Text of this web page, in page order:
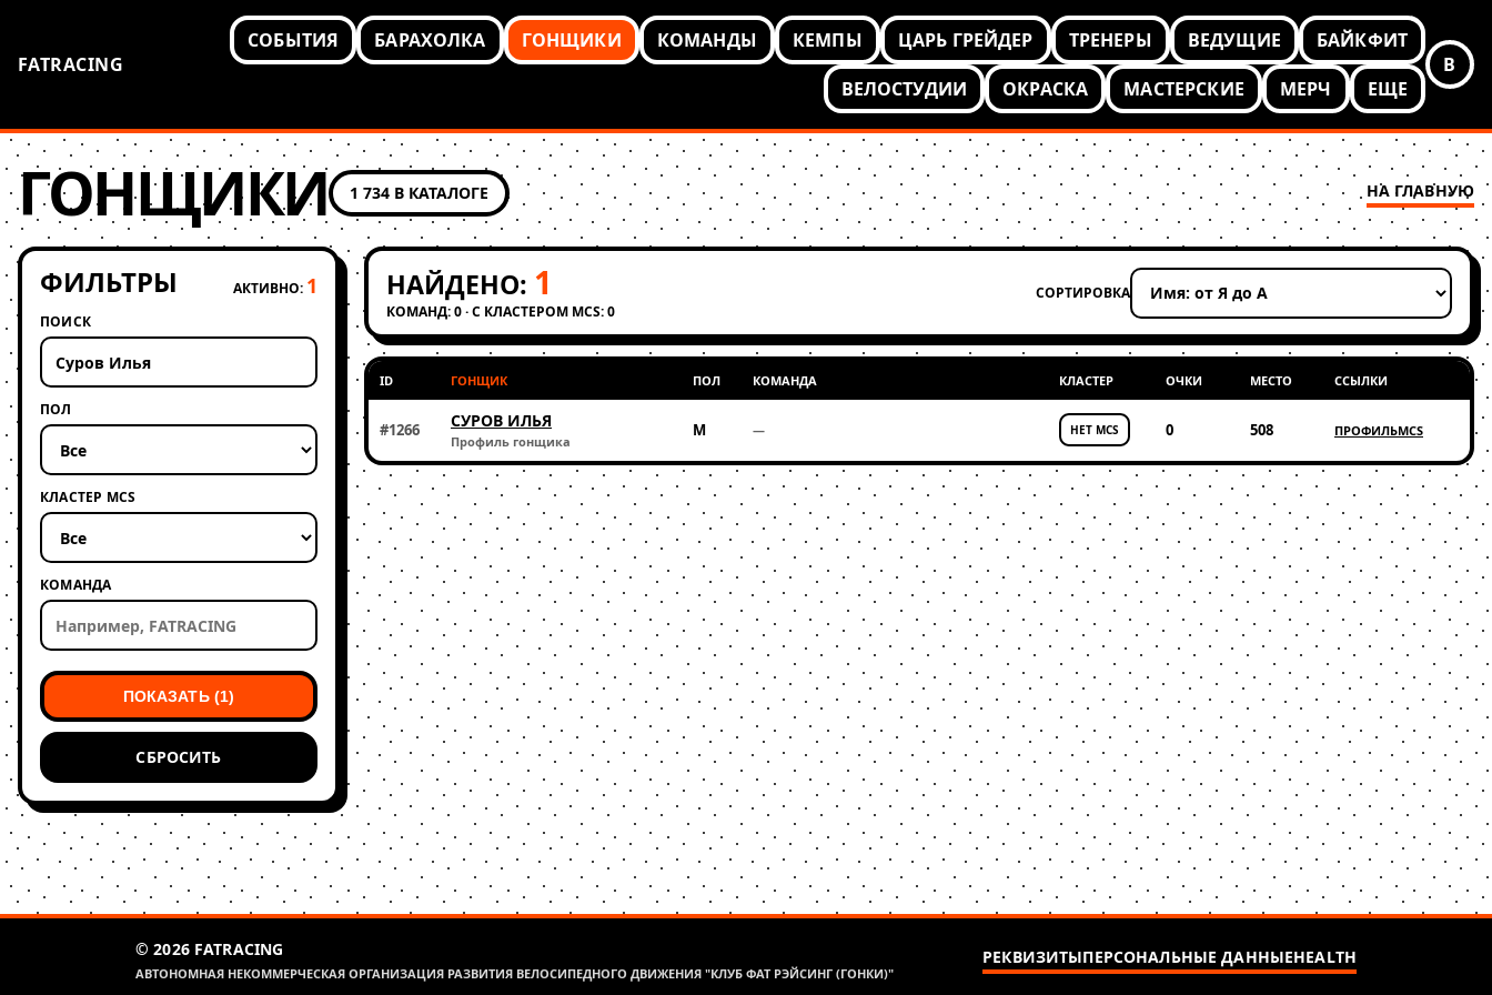
FATRACING
СОБЫТИЯ БАРАХОЛКА ГОНЩИКИ КОМАНДЫ КЕМПЫ ЦАРЬ ГРЕЙДЕР ТРЕНЕРЫ ВЕДУЩИЕ
БАЙКФИТ
ВЕЛОСТУДИИ
ОКРАСКА МАСТЕРСКИЕ МЕРЧ ЕЩЕ
В
ГОНЩИКИ 1 734 В КАТАЛОГЕ НА ГЛАВНУЮ
ФИЛЬТРЫ АКТИВНО: 1
ПОИСК
ПОЛ
КЛАСТЕР MCS
КОМАНДА
ПОКАЗАТЬ (1)
СБРОСИТЬ
НАЙДЕНО: 1
КОМАНД: 0 · С КЛАСТЕРОМ MCS: 0
СОРТИРОВКА
Применить сортировку
ID ГОНЩИК ПОЛ КОМАНДА КЛАСТЕР ОЧКИ МЕСТО ССЫЛКИ
#1266 СУРОВ ИЛЬЯ
Профиль гонщика
М — НЕТ MCS 0 508 ПРОФИЛЬMCS
© 2026 FATRACING
АВТОНОМНАЯ НЕКОММЕРЧЕСКАЯ ОРГАНИЗАЦИЯ РАЗВИТИЯ ВЕЛОСИПЕДНОГО ДВИЖЕНИЯ "КЛУБ ФАТ РЭЙСИНГ (ГОНКИ)"
РЕКВИЗИТЫПЕРСОНАЛЬНЫЕ ДАННЫЕHEALTH